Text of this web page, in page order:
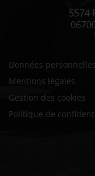
5574
Données personnelles
Mentions légales
Gestion des cookies
Politique de